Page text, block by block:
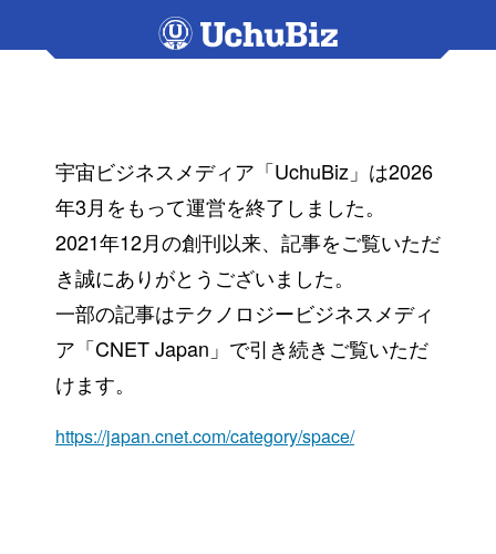
宇宙ビジネスメディア「UchuBiz」は2026
年3月をもって運営を終了しました。
2021年12月の創刊以来、記事をご覧いただ
き誠にありがとうございました。
一部の記事はテクノロジービジネスメディ
ア「CNET Japan」で引き続きご覧いただ
けます。
https://japan.cnet.com/category/space/